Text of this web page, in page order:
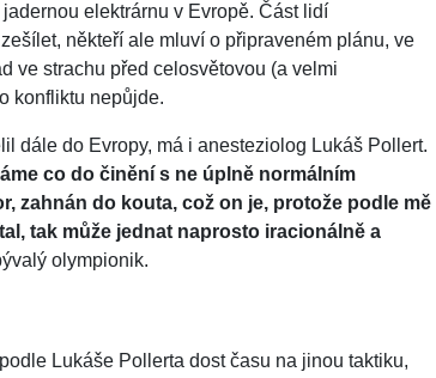
elektrárnu v Evropě. Část lidí
někteří ale mluví o připraveném plánu, ve
ve strachu před celosvětovou (a velmi
konfliktu nepůjde.
dále do Evropy, má i anesteziolog Lukáš Pollert.
co do činění s ne úplně normálním
zahnán do kouta, což on je, protože podle mě
tak může jednat naprosto iracionálně a
olympionik.
Lukáše Pollerta dost času na jinou taktiku,